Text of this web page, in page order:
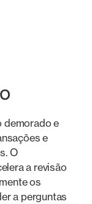
demorado e
e
O
a revisão
os
a perguntas